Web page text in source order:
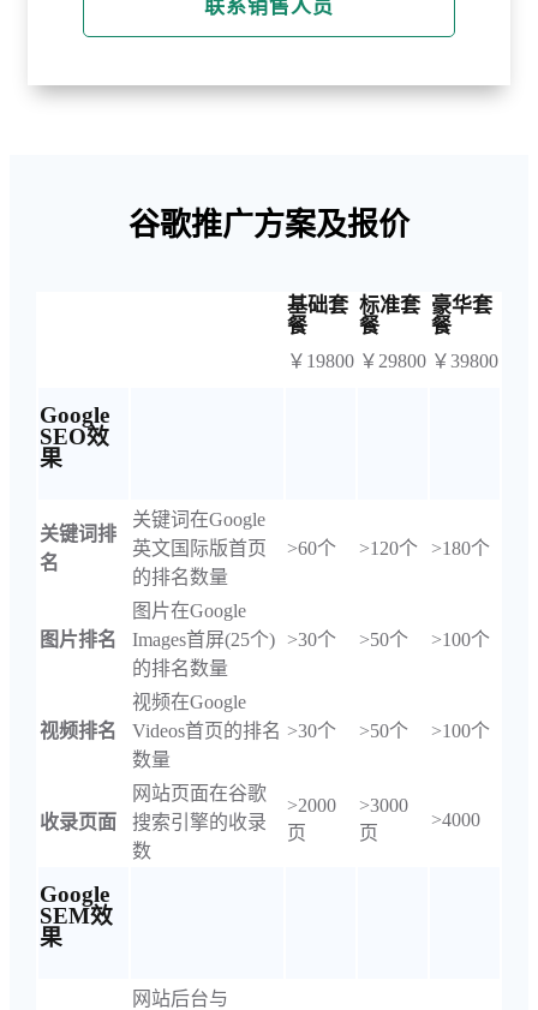
联系销售人员
谷歌推广方案及报价
基础套
餐
￥19800
标准套
餐
￥29800
豪华套
餐
￥39800
Google
SEO效
果
关键词排
名
关键词在Google
英文国际版首页
的排名数量
>60个 >120个 >180个
图片排名
图片在Google
Images首屏(25个)
的排名数量
>30个 >50个 >100个
视频排名
视频在Google
Videos首页的排名
数量
>30个 >50个 >100个
收录页面
网站页面在谷歌
搜索引擎的收录
数
>2000
页
>3000
页
>4000
Google
SEM效
果
网站后台与